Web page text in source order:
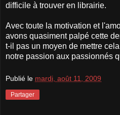
difficile à trouver en librairie.
Avec toute la motivation et
avons quasiment palpé cette
t-il pas un moyen de mettre
notre passion aux passionnés
Publié le mardi, août 11, 2009
Partager